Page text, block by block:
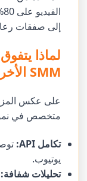
إلى صفقات
SMM الأخرى
متخصص في
تكامل API:
يوتيوب.
تحليلات شفافة: